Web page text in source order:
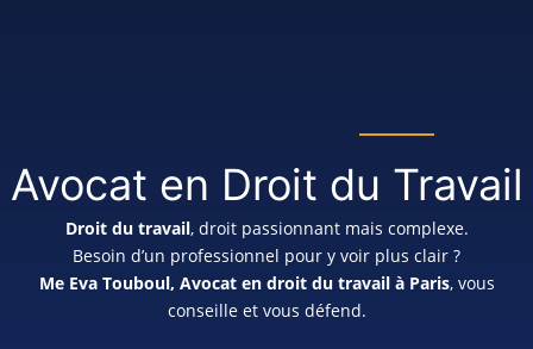
Avocat en Droit du Travail
Droit du travail, droit passionnant mais complexe.
Besoin d’un professionnel pour y voir plus clair ?
Me Eva Touboul, Avocat en droit du travail à Paris, vous
conseille et vous défend.